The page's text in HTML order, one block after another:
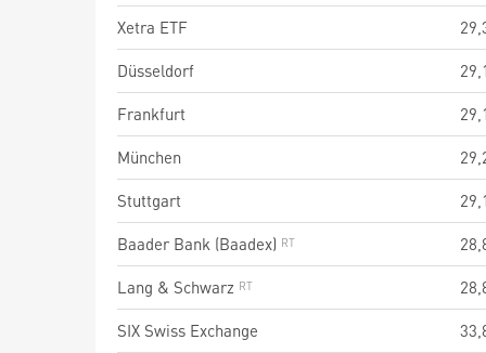
Xetra ETF
Düsseldorf
Frankfurt
München
Stuttgart
Baader Bank (Baadex)
Lang & Schwarz
SIX Swiss Exchange